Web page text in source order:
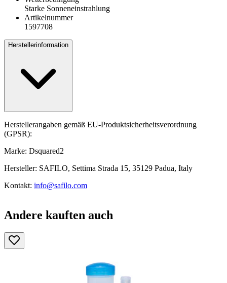
Starke Sonneneinstrahlung
Artikelnummer
1597708
Herstellerinformation
Herstellerangaben gemäß EU-Produktsicherheitsverordnung
(GPSR):
Marke: Dsquared2
Hersteller: SAFILO, Settima Strada 15, 35129 Padua, Italy
Kontakt: info@safilo.com
Andere kauften auch